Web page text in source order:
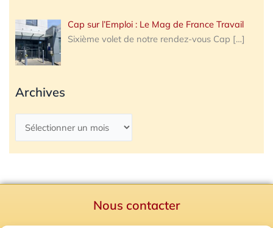
Cap sur l’Emploi : Le Mag de France Travail
Sixième volet de notre rendez-vous Cap […]
Archives
Nous contacter